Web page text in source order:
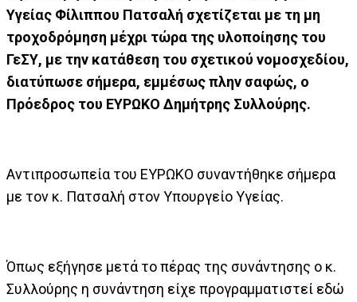
Υγείας Φίλιππου Πατσαλή σχετίζεται με τη μη
τροχοδρόμηση μέχρι τώρα της υλοποίησης του
ΓεΣΥ, με την κατάθεση του σχετικού νομοσχεδίου,
διατύπωσε σήμερα, εμμέσως πλην σαφώς, ο
Πρόεδρος του ΕΥΡΩΚΟ Δημήτρης Συλλούρης.
Αντιπροσωπεία του ΕΥΡΩΚΟ συναντήθηκε σήμερα
με τον κ. Πατσαλή στον Υπουργείο Υγείας.
Όπως εξήγησε μετά το πέρας της συνάντησης ο κ.
Συλλούρης η συνάντηση είχε προγραμματιστεί εδώ